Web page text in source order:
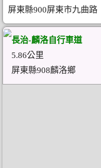
屏東縣900屏東市九曲路
長治-麟洛自行車道
5.86公里
屏東縣908麟洛鄉